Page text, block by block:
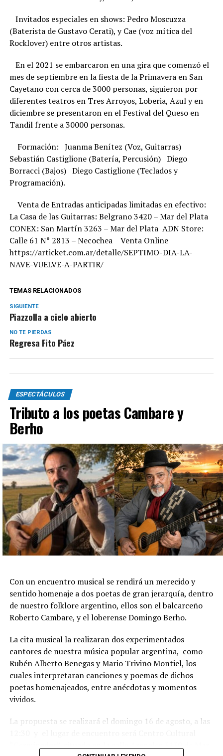
Invitados especiales en shows: Pedro Moscuzza
(Baterista de Gustavo Cerati), y Cae (voz mítica del
Rocklover) entre otros artistas.
En el 2021 se embarcaron en una gira que comenzó el
mes de septiembre en la fiesta de la Primavera en San
Cayetano con cerca de 3000 personas, siguieron por
diferentes teatros en Tres Arroyos, Loberia, Azul y en
diciembre se presentaron en el Festival del Queso en
Tandil frente a 30000 personas.
Formación: Juanma Benítez (Voz, Guitarras)
Sebastián Castiglione (Batería, Percusión) Diego
Borracci (Bajos) Diego Castiglione (Teclados y
Programación).
Venta de Entradas anticipadas limitadas en efectivo:
La Casa de las Guitarras: Belgrano 3420 – Mar del Plata
CONEX: San Martín 3263 – Mar del Plata ADN Store:
Calle 61 N° 2813 – Necochea Venta Online
https://articket.com.ar/detalle/SEPTIMO-DIA-LA-
NAVE-VUELVE-A-PARTIR/
TEMAS RELACIONADOS
SIGUIENTE
Piazzolla a cielo abierto
NO TE PIERDAS
Regresa Fito Páez
ESPECTÁCULOS
Tributo a los poetas Cambare y
Berho
Con un encuentro musical se rendirá un merecido y
sentido homenaje a dos poetas de gran jerarquía, dentro
de nuestro folklore argentino, ellos son el balcarceño
Roberto Cambare, y el loberense Domingo Berho.
La cita musical la realizaran dos experimentados
cantores de nuestra música popular argentina, como
Rubén Alberto Benegas y Mario Triviño Montiel, los
cuales interpretaran canciones y poemas de dichos
poetas homenajeados, entre anécdotas y momentos
vividos.
La propuesta se realizará el domingo 16 de agosto, a las